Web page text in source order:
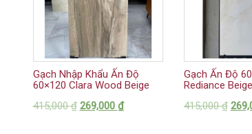
Gạch Nhập Khẩu Ấn Độ
60×120 Clara Wood Beige
415,000₫ 269,000 ₫
Gạch Ấn Độ
Rediance Beige
415,000₫